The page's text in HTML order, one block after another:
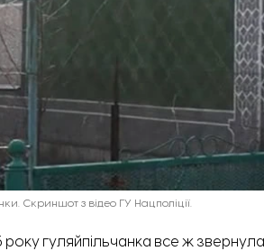
Скриншот з відео ГУ Нацполіції.
гуляйпільчанка все ж